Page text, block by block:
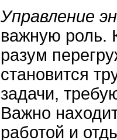
Управление
важную роль.
разум
становится
задачи,
Важно
работой и